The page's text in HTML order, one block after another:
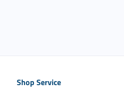
Shop Service